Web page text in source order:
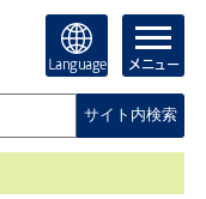
Language メニュー
サイト内検索